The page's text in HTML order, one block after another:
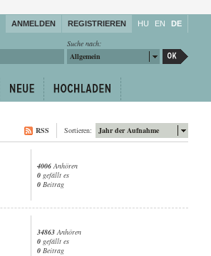
ANMELDEN REGISTRIEREN HU EN DE
Suche nach:
Allgemein
Jahr der Aufnahme
Sortieren:
RSS
4006 Anhören
0 gefällt es
0 Beitrag
34863 Anhören
0 gefällt es
0 Beitrag